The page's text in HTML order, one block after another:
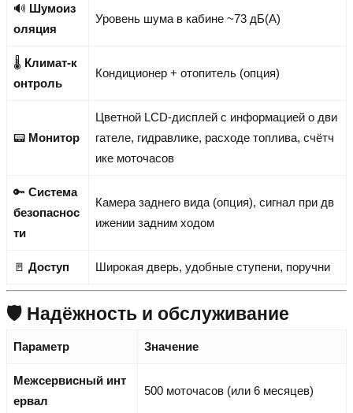
🔊 Шумоиз
оляция
Уровень шума в кабине ~73 дБ(A)
🌡️ Климат-к
онтроль
Кондиционер + отопитель (опция)
📟 Монитор
Цветной LCD-дисплей с информацией о дви
гателе, гидравлике, расходе топлива, счётч
ике моточасов
🔑 Система
безопаснос
ти
Камера заднего вида (опция), сигнал при дв
ижении задним ходом
🚪 Доступ Широкая дверь, удобные ступени, поручни
🛡️ Надёжность и обслуживание
Параметр Значение
Межсервисный инт
ервал
500 моточасов (или 6 месяцев)